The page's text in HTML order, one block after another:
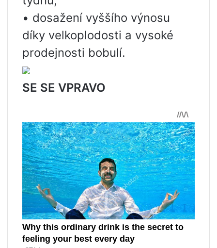
• dosažení vyššího výnosu
díky velkoplodosti a vysoké
prodejnosti bobulí.
SE SE VPRAVO